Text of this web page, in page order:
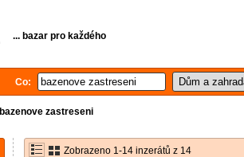
... bazar pro každého
Co:
bazenove zastreseni
Zobrazeno 1-14 inzerátů z 14